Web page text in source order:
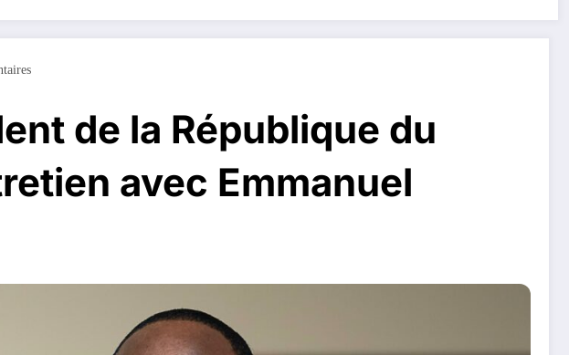
de la République du
avec Emmanuel